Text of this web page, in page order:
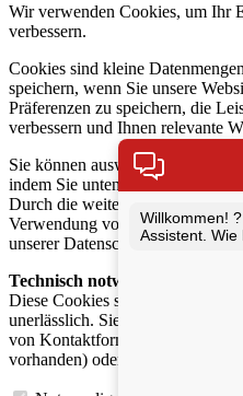
Wir verwenden Cookies, um Ihr
verbessern.
Cookies sind kleine
speichern, wenn Sie unsere
Präferenzen zu speichern, die
verbessern und Ihnen relevante
Sie können auswählen, welche
indem Sie unten auf die
Durch die weitere Nutzung
Verwendung von Cookies zu.
unserer Datenschutzerklärung.
Technisch notwendige Cookies
Diese Cookies sind für die
unerlässlich. Sie ermöglichen
von Kontaktformularen, die
vorhanden) oder das Ablegen
Willkommen!
Assistent.